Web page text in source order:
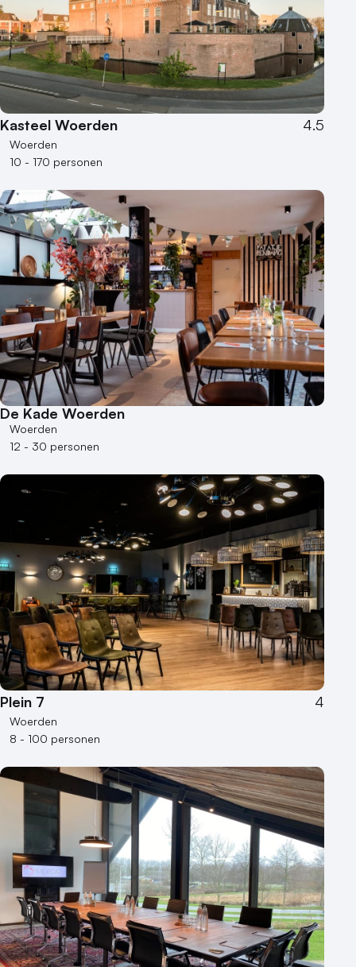
50 - 100 personen
100 - 250 personen
250 - 500 personen
500+ personen
Bijzondere locaties
Buitenlocatie
Duurzame locatie
Heisessie
Hotel
Hybride events
Industriële locatie
Kasteel en landgoed
Kleine / intieme locatie
Locaties aan zee
Museum
Theater
Varende locatie
Kasteel Woerden 4.5
Woerden
10 - 170 personen
De Kade Woerden
Woerden
12 - 30 personen
Plein 7 4
Woerden
8 - 100 personen